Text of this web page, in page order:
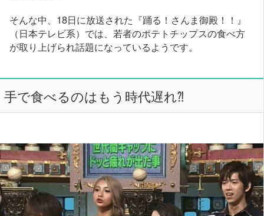
そんな中、18日に放送された『踊る！さんま御殿！！』
（日本テレビ系）では、若者のポテトチップスの食べ方
が取り上げられ話題になっているようです。
手で食べるのはもう時代遅れ⁈